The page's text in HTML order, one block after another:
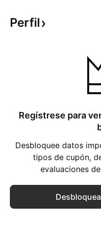
Perfil
Regístrese para
Desbloquee datos
tipos de cupón,
evaluaciones